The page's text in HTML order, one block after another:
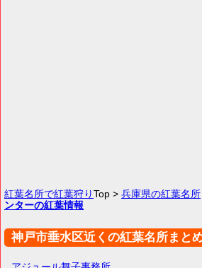
紅葉名所で紅葉狩りTop > 兵庫県の紅葉名所
ンターの紅葉情報
神戸市垂水区近くの紅葉名所まと